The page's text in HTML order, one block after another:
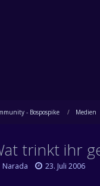
- Bospospike Medien
trinkt ihr
Narada 23. Juli 2006